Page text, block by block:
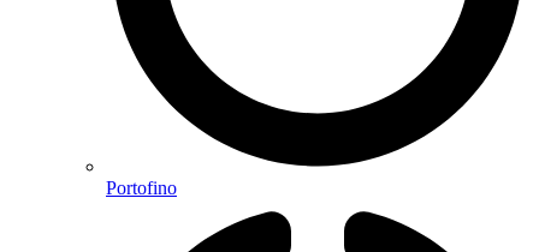
Portofino